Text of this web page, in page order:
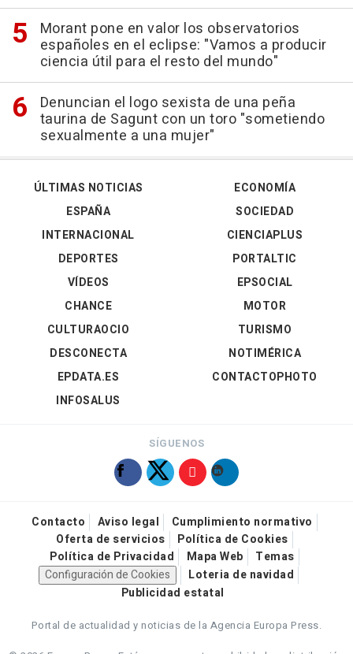
Morant pone en valor los observatorios
españoles en el eclipse: "Vamos a producir
ciencia útil para el resto del mundo"
Denuncian el logo sexista de una peña
taurina de Sagunt con un toro "sometiendo
sexualmente a una mujer"
ÚLTIMAS NOTICIAS
ESPAÑA
INTERNACIONAL
DEPORTES
VÍDEOS
ECONOMÍA
SOCIEDAD
CIENCIAPLUS
PORTALTIC
EPSOCIAL
CHANCE
CULTURAOCIO
DESCONECTA
EPDATA.ES
INFOSALUS
MOTOR
TURISMO
NOTIMÉRICA
CONTACTOPHOTO
SÍGUENOS
Contacto Aviso legal
Cumplimiento normativo
Oferta de servicios
Política de Cookies
Política de Privacidad
Mapa Web
Temas
Configuración de Cookies
Loteria de navidad
Publicidad estatal
Portal de actualidad y noticias de la Agencia Europa Press.